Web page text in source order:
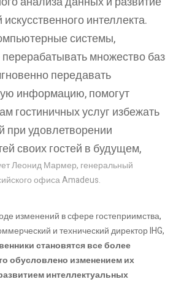
искусственного интеллекта.
системы,
множество баз
передавать
информацию, помогут
гостиничных услуг избежать
при удовлетворении
своих гостей в будущем,
Леонид Мармер, генеральный
офиса Amadeus.
изменений в сфере гостеприимства,
и технический директор IHG,
становятся все более
обусловлено изменением их
интеллектуальных